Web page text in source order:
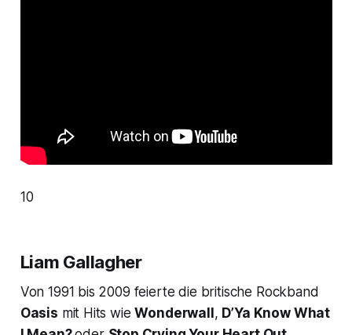
10
Liam Gallagher
Von 1991 bis 2009 feierte die britische Rockband
Oasis mit Hits wieWonderwall, D’Ya Know What